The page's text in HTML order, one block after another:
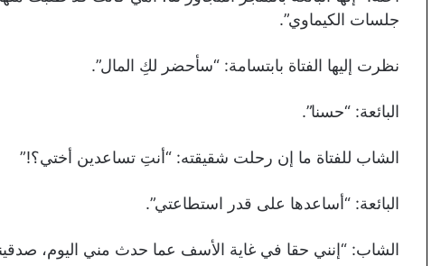
جلسات الكيماوي”.
نظرت إليها الفتاة بابتسامة: “سأحضر لكِ المال”.
البائعة: “حسنا”.
الشاب للفتاة ما إن رحلت شقيقته: “أنتِ تساعدين أختي؟!”
البائعة: “أساعدها على قدر استطاعتي”.
الشاب: “إنني حقا في غاية الأسف عما حدث مني اليوم،